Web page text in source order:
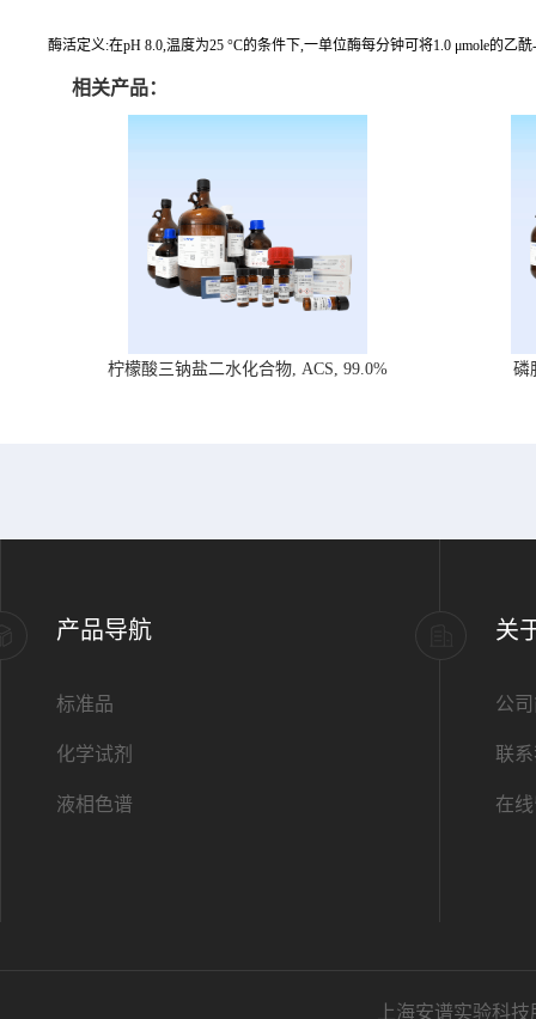
酶活定义:在pH 8.0,温度为25 °C的条件下,一单位酶每分钟可将1.0 μmole的
相关产品：
柠檬酸三钠盐二水化合物, ACS, 99.0% 磷
产品导航
标准品
化学试剂
液相色谱
关
公
联
在
上海安谱实验科